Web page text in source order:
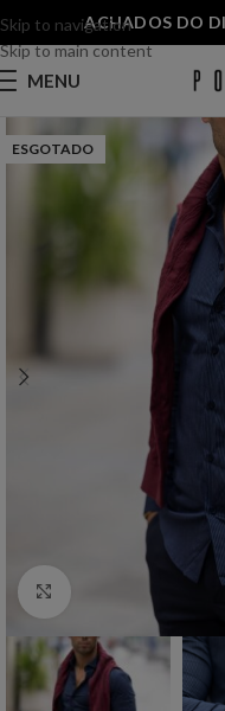
Skip to navigation
Skip to main content
ACHADOS DO
MENU
ESGOTADO
Click to enlarge